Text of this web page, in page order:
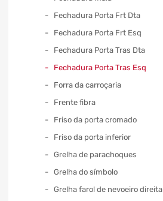
Fechadura Porta Frt Dta
Fechadura Porta Frt Esq
Fechadura Porta Tras Dta
Fechadura Porta Tras Esq
Forra da carroçaria
Frente fibra
Friso da porta cromado
Friso da porta inferior
Grelha de parachoques
Grelha do símbolo
Grelha farol de nevoeiro direita